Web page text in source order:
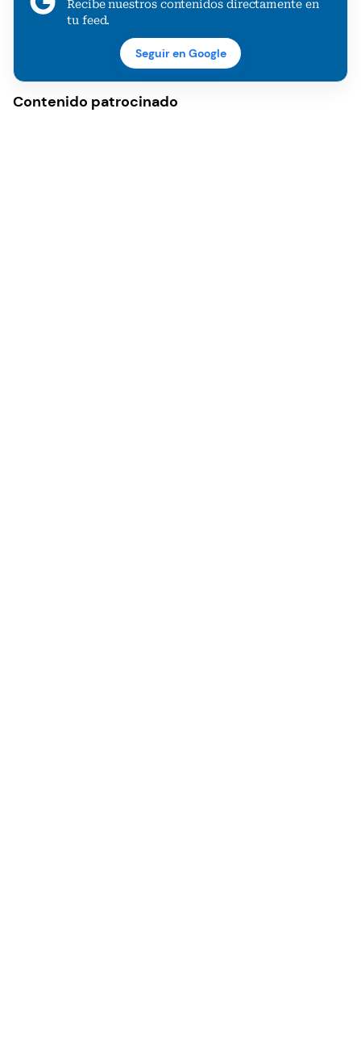
Recibe nuestros contenidos directamente en
tu feed.
Seguir en Google
Contenido patrocinado